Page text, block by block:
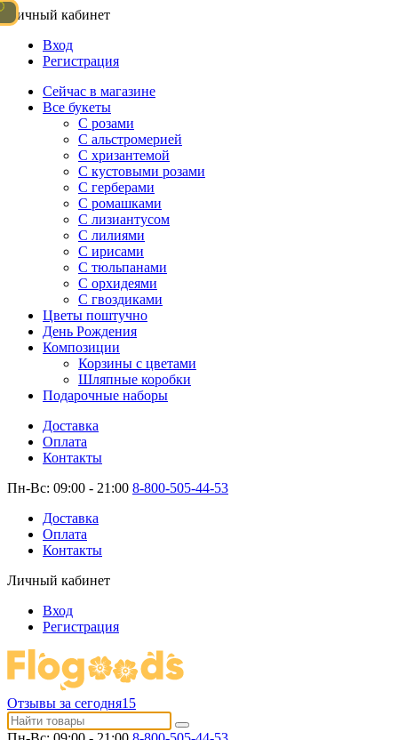
Личный кабинет
Вход
Регистрация
Сейчас в магазине
Все букеты
C розами
С альстромерией
С хризантемой
С кустовыми розами
С герберами
С ромашками
С лизиантусом
С лилиями
С ирисами
С тюльпанами
С орхидеями
С гвоздиками
Цветы поштучно
День Рождения
Композиции
Корзины с цветами
Шляпные коробки
Подарочные наборы
Доставка
Оплата
Контакты
Пн-Вс: 09:00 - 21:00 8-800-505-44-53
Доставка
Оплата
Контакты
Личный кабинет
Вход
Регистрация
Отзывы за сегодня15